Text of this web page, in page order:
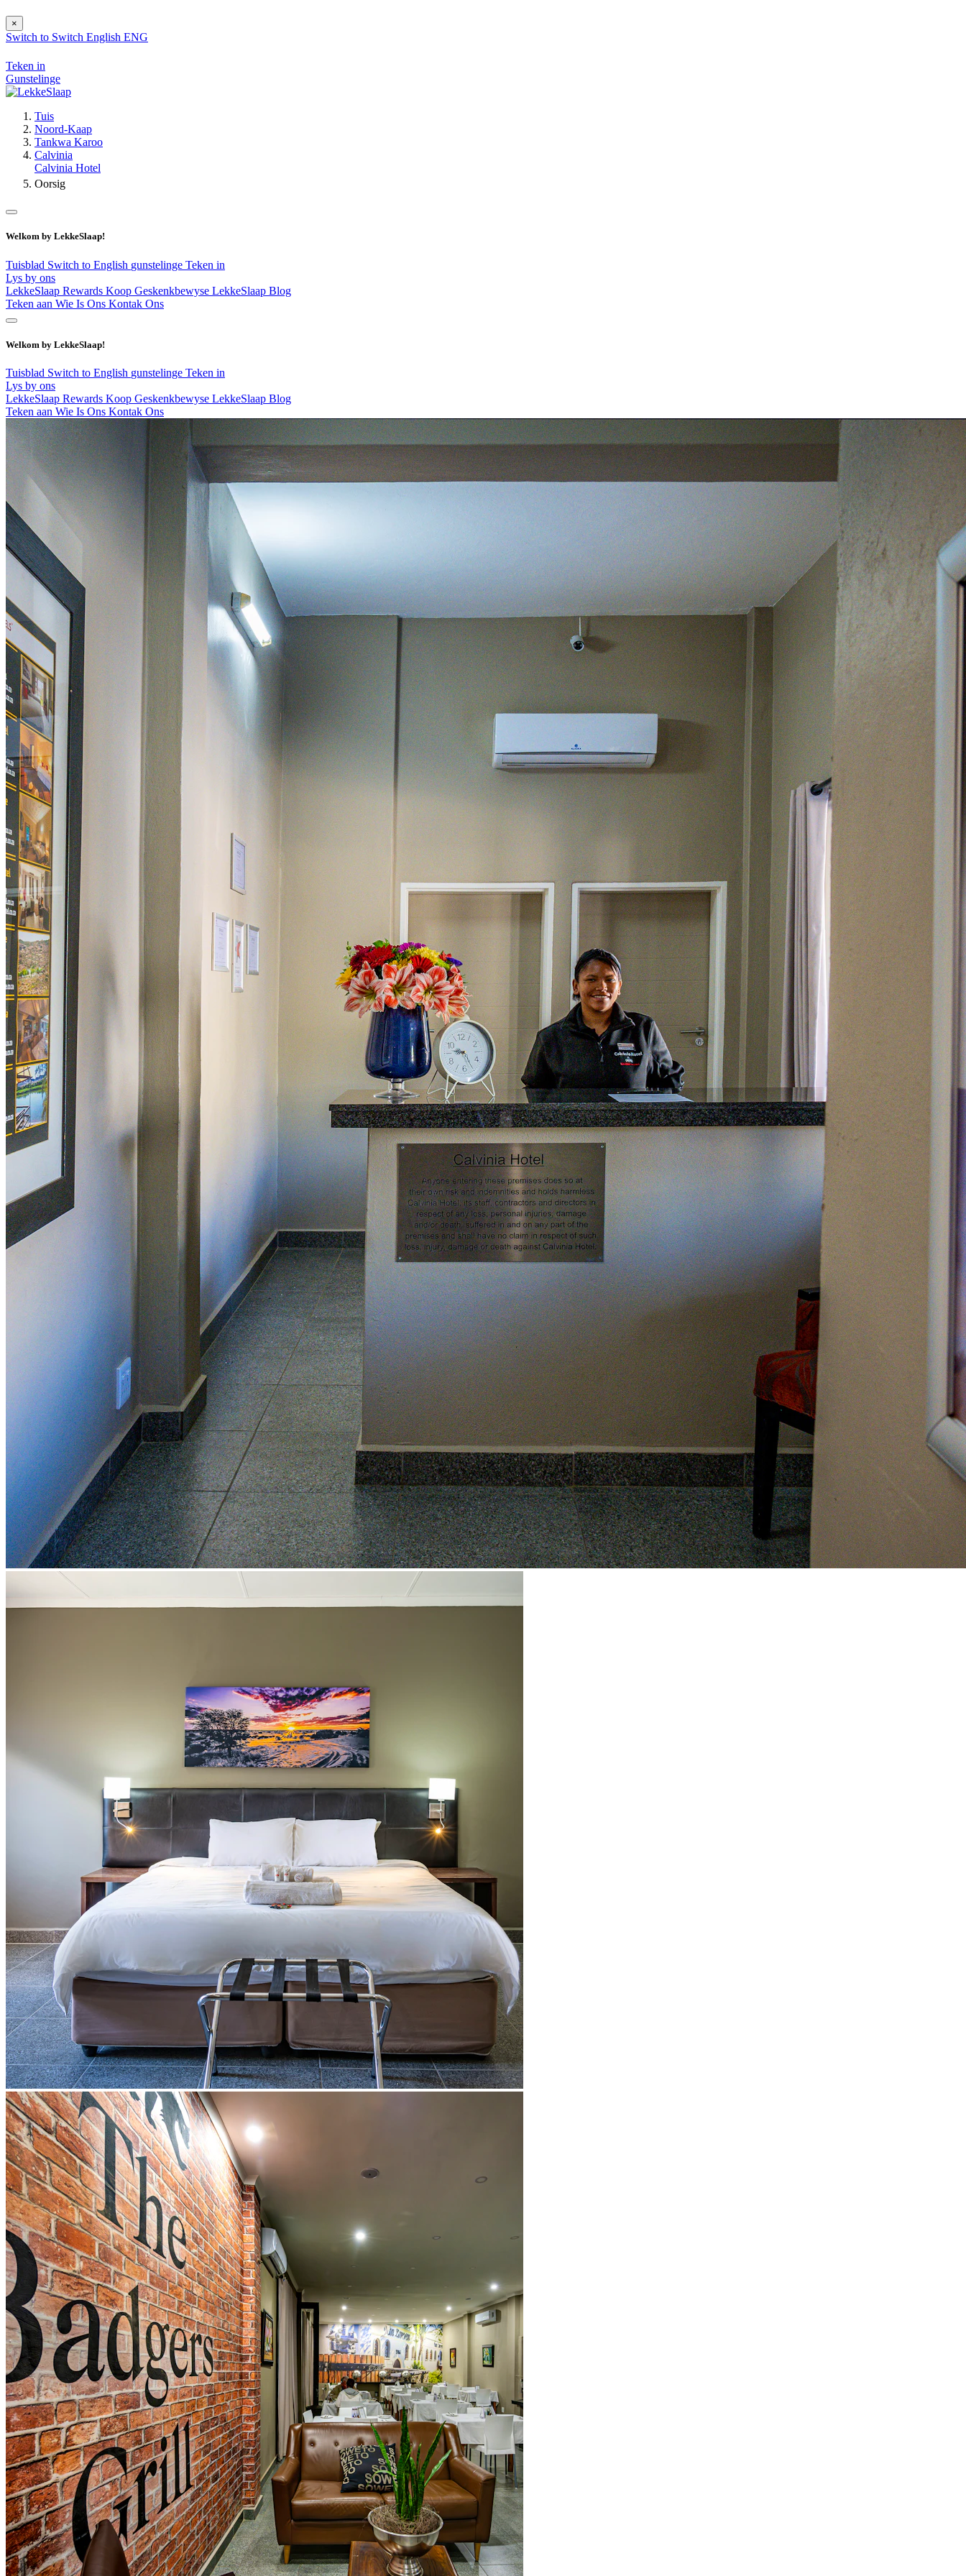
×
Switch to Switch English ENG
Teken in
Gunstelinge
Tuis
Noord-Kaap
Tankwa Karoo
Calvinia
Calvinia Hotel
Oorsig
Welkom by LekkeSlaap!
Tuisblad Switch to English gunstelinge Teken in
Lys by ons
LekkeSlaap Rewards Koop Geskenkbewyse LekkeSlaap Blog
Teken aan Wie Is Ons Kontak Ons
Welkom by LekkeSlaap!
Tuisblad Switch to English gunstelinge Teken in
Lys by ons
LekkeSlaap Rewards Koop Geskenkbewyse LekkeSlaap Blog
Teken aan Wie Is Ons Kontak Ons